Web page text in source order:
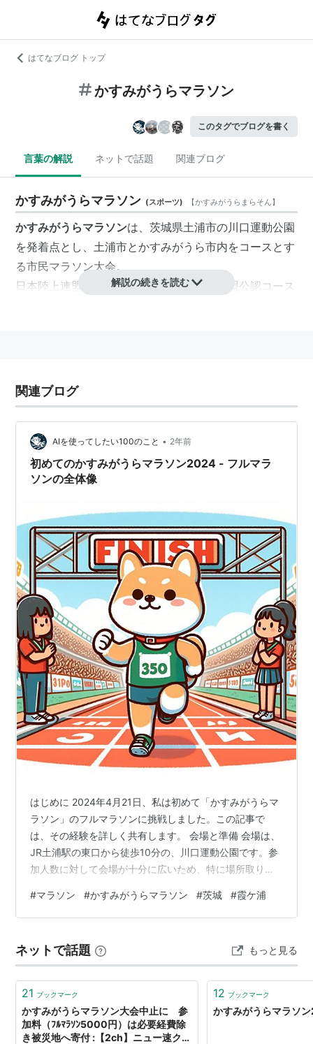
はてなブログ トップ
かすみがうらマラソン
このタグでブログを書く
言葉の解説 ネットで話題 関連ブログ
かすみがうらマラソン (スポーツ) 【かすみがうらまらそん】
かすみがうらマラソンは、茨城県土浦市の川口運動公園
を発着点とし、土浦市とかすみがうら市内をコースとす
る市民マラソン大会。
日本陸上連盟公認大会で、国際陸上競技連盟公認コース
きく取り上げ、「全国盲人マラソン大会」を「体験する
福祉」「ノーマライゼーションの実践」をテーマに併催
したところ、視覚障害者はもとより国民の大きな反響を
呼び、多くの報道がなされた。
これを受けて1996年の第6回大会より、「世界盲人マラ
ソン大会」が併催されるようになり、以降、IBSA公認国
2010年に開催された第20回記念大会では、土浦市制施
行70周年、かすみがうら市合併5周年としての開催とな
り、スタート地点を土浦駅東口の大通りに変更し、車い
すの部を新設。国内最大級2万5576人のエントリーがな
され盛大に開催された。
2011年の第21回大会は、大会を目前に控えた3月11日
に、東日本大震災が発生したことから、やむなく中止と
なった。
現在は、毎年4月の第3日曜日に行われており、部門は
フル（42.195km）、10マイル（16.09km）、5kmがあ
り、フルマラソンのコースはかすみがうら市の東部（旧
霞ヶ浦町）に及ぶ。
主催者でもエイドは用意しているが、沿道の住民による
優勝者と優勝タイム
開催日 男子優勝者
優勝タ
女子優勝者
1
1991.1.21
横田英生（住
友金属）
2時間
22分
井出雅子（常
南AC）
2時間
52分
第
2
回
1992.1.19
阿部悦男
（JR東日本
会津）
31分
14秒
相馬祐貴子
（日本ケミコ
ン）
2時間
45分
48秒
第
3
回
1993.1.17
小松丘育（日
立電線）
2時間
22分
29秒
中尾絵里子
（日本大学）
2時間
解説の続きを読む
関連ブログ
AIを使ってしたい100のこと • 2年前
初めてのかすみがうらマラソン2024 - フルマラ
ソンの全体像
はじめに 2024年4月21日、私は初めて「かすみがうらマ
ラソン」のフルマラソンに挑戦しました。この記事で
は、その経験を詳しく共有します。 会場と準備 会場は、
JR土浦駅の東口から徒歩10分の、川口運動公園です。参
加人数に対して会場が十分に広いため、特に場所取りな
などで、ゆったりと準備することができました。トイレ
も十分にあり、並びはしましたが、スタート時間に対し
うらマラソンのフルマラソンのコースは、公式サイトで
確認できます。当日の気温は20℃ぐらいで、スタートま
で待つのにちょうど良い気温でし…
#マラソン #かすみがうらマラソン #茨城 #霞ケ浦
ネットで話題 もっと見る
21 ブックマーク
かすみがうらマラソン大会中止に 参
加料（ﾌﾙﾏﾗｿﾝ5000円）は必要経費除
き被災地へ寄付 :【2ch】ニュー速クオ
12 ブックマーク
かすみがうらマラソ